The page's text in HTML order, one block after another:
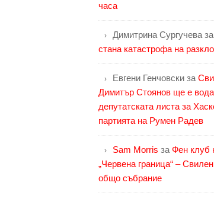
часа
Димитрина Сургучева за
стана катастрофа на
Евгени Генчовски за
Димитър Стоянов ще е
депутатската листа за
партията на Румен Радев
Sam Morris за Фен клуб
„Червена граница“ –
общо събрание